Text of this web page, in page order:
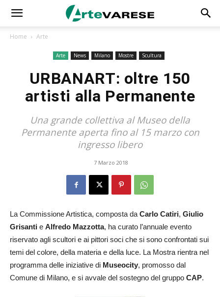
Home Arte
Arte News Milano Mostre Scultura
URBANART: oltre 150
artisti alla Permanente
Una grande collettiva al Museo della
Permanente aperta fino al 15 marzo con
ingresso libero
7 Marzo 2018
La Commissione Artistica, composta da Carlo Catiri, Giulio
Grisanti e Alfredo Mazzotta, ha curato l’annuale evento
riservato agli scultori e ai pittori soci che si sono confrontati sui
temi del colore, della materia e della luce. La Mostra rientra nel
programma delle iniziative di Museocity, promosso dal
Comune di Milano, e si avvale del sostegno del gruppo CAP.